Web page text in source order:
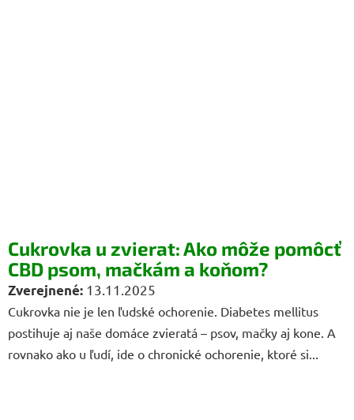
Cukrovka u zvierat: Ako môže pomôcť
CBD psom, mačkám a koňom?
13.11.2025
Cukrovka nie je len ľudské ochorenie. Diabetes mellitus
postihuje aj naše domáce zvieratá – psov, mačky aj kone. A
rovnako ako u ľudí, ide o chronické ochorenie, ktoré si...